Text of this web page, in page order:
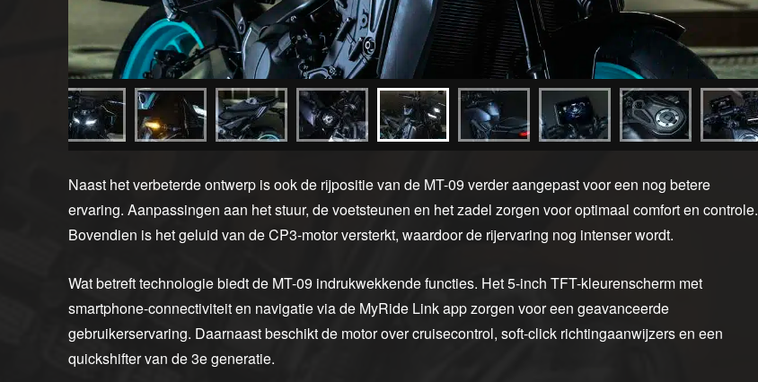
Naast het verbeterde ontwerp is ook de rijpositie van de MT-09 verder aangepast voor een nog betere
ervaring. Aanpassingen aan het stuur, de voetsteunen en het zadel zorgen voor optimaal comfort en controle.
Bovendien is het geluid van de CP3-motor versterkt, waardoor de rijervaring nog intenser wordt.
Wat betreft technologie biedt de MT-09 indrukwekkende functies. Het 5-inch TFT-kleurenscherm met
smartphone-connectiviteit en navigatie via de MyRide Link app zorgen voor een geavanceerde
gebruikerservaring. Daarnaast beschikt de motor over cruisecontrol, soft-click richtingaanwijzers en een
quickshifter van de 3e generatie.